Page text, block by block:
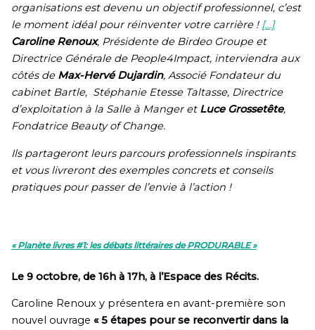
organisations est devenu un objectif professionnel, c’est
le moment idéal pour réinventer votre carrière ! […]
Caroline Renoux, Présidente de Birdeo Groupe et
Directrice Générale de People4Impact, interviendra aux
côtés de Max-Hervé Dujardin, Associé Fondateur du
cabinet Bartle, Stéphanie Etesse Taltasse, Directrice
d’exploitation à la Salle à Manger et Luce Grossetête,
Fondatrice Beauty of Change.
Ils partageront leurs parcours professionnels inspirants
et vous livreront des exemples concrets et conseils
pratiques pour passer de l’envie à l’action !
« Planète livres #1: les débats littéraires de PRODURABLE »
Le 9 octobre, de 16h à 17h, à l’Espace des Récits.
Caroline Renoux y présentera en avant-première son
nouvel ouvrage « 5 étapes pour se reconvertir dans la